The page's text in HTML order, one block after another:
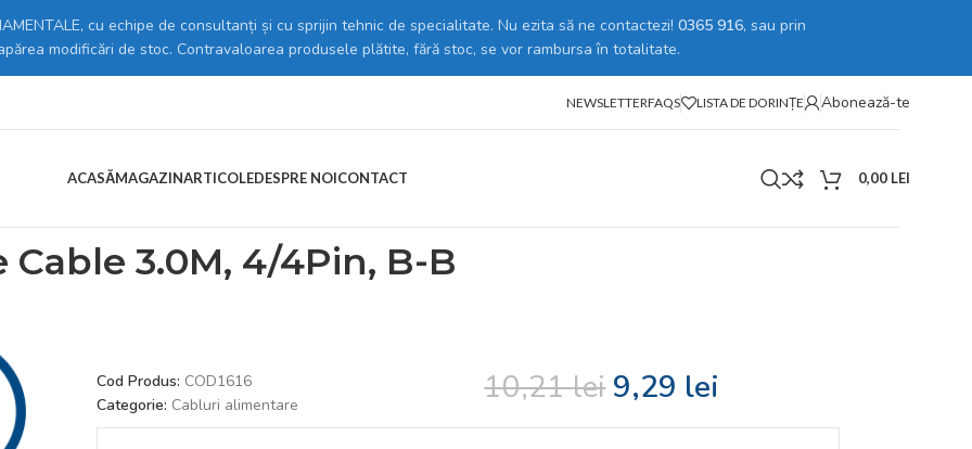
cu echipe de consultanți și cu sprijin tehnic de specialitate. Nu ezita să ne contactezi! 0365 916, sau prin
modificări de stoc. Contravaloarea produsele plătite, fără stoc, se vor rambursa în totalitate.
NEWSLETTERFAQS LISTA DE DORINȚE Abonează-te
ACASĂMAGAZINARTICOLEDESPRE NOICONTACT 0,00 LEI
Cable 3.0M, 4/4Pin, B-B
Cod Produs: COD1616
Categorie: Cabluri alimentare 10,21lei 9,29 lei